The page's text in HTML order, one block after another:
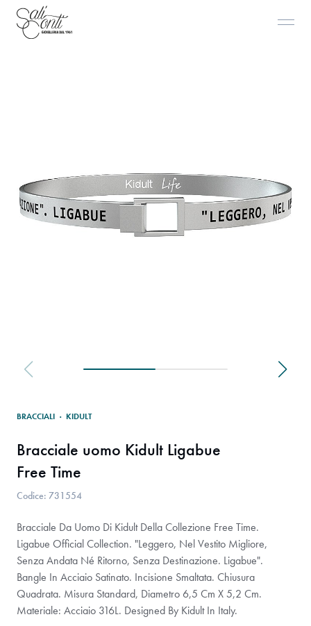
BRACCIALI · KIDULT
Bracciale uomo Kidult Ligabue
Free Time
Codice: 731554
Bracciale Da Uomo Di Kidult Della Collezione Free Time.
Ligabue Official Collection. "Leggero, Nel Vestito Migliore,
Senza Andata Né Ritorno, Senza Destinazione. Ligabue".
Bangle In Acciaio Satinato. Incisione Smaltata. Chiusura
Quadrata. Misura Standard, Diametro 6,5 Cm X 5,2 Cm.
Materiale: Acciaio 316L. Designed By Kidult In Italy.